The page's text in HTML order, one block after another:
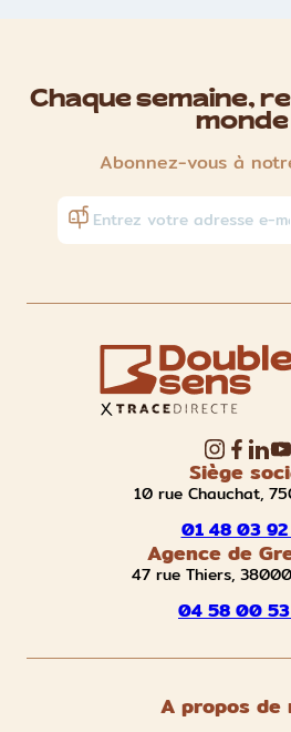
Chaque semaine,
monde
Abonnez-vous à
Siège
10 rue Chauchat,
01 48 03
Agence de
47 rue Thiers,
04 58 00
A propos de